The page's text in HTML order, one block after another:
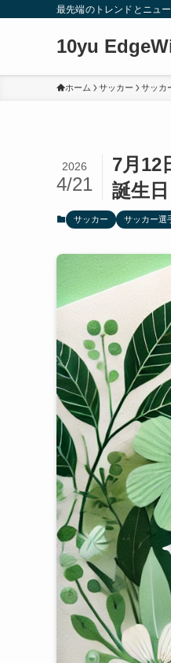
最先端のトレンドとニュ
10yu
ホーム サッカー サッカ
7月12
誕生日
2026
4/21
サッカー サッカー選